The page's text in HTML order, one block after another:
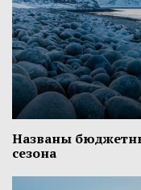
Названы
сезона